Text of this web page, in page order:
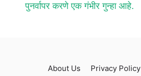
पुनर्वापर करणे एक गंभीर गुन्हा आहे.
About Us Privacy Policy